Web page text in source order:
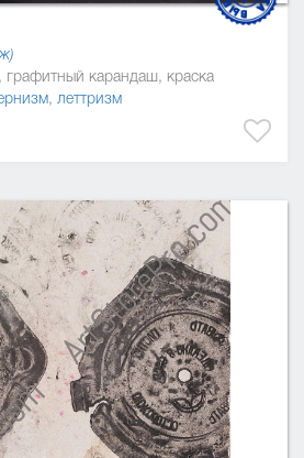
графитный карандаш, краска
, леттризм